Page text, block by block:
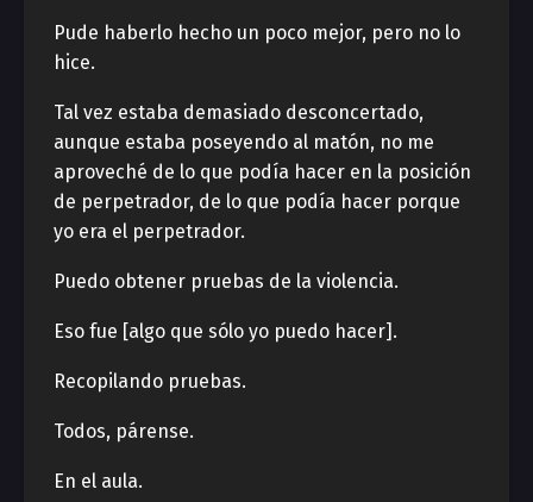
Pude haberlo hecho un poco mejor, pero no lo
hice.
Tal vez estaba demasiado desconcertado,
aunque estaba poseyendo al matón, no me
aproveché de lo que podía hacer en la posición
de perpetrador, de lo que podía hacer porque
yo era el perpetrador.
Puedo obtener pruebas de la violencia.
Eso fue [algo que sólo yo puedo hacer].
Recopilando pruebas.
Todos, párense.
En el aula.